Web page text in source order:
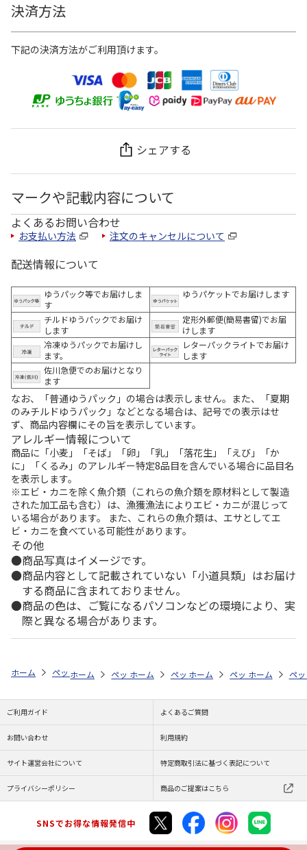
決済方法
下記の決済方法がご利用頂けます。
シェアする
マークや記載内容について
よくあるお問い合わせ
お支払い方法 注文のキャンセルについて
配送情報について
ゆうパック等でお届けしま
す
ゆうパケットでお届けします
チルドゆうパックでお届け
します
定形外郵便(簡易書留)でお届
けします
冷凍ゆうパックでお届けし
ます。
レターパックライトでお届け
します
佐川急便でのお届けとなり
ます
なお、「普通ゆうパック」の場合は表示しません。また、「夏期
のみチルドゆうパック」などとなる場合は、記号での表示はせ
ず、商品内容欄にその旨を表示しています。
アレルギー情報について
商品に「小麦」「そば」「卵」「乳」「落花生」「えび」「か
に」「くるみ」のアレルギー特定8品目を含んでいる場合に品目名
を表示します。
※エビ・カニを除く魚介類（これらの魚介類を原材料として製造
された加工品も含む）は、漁獲漁法によりエビ・カニが混じって
いる場合があります。 また、これらの魚介類は、エサとしてエ
ビ・カニを食べている可能性があります。
その他
商品写真はイメージです。
商品内容として記載されていない「小道具類」はお届け
する商品に含まれておりません。
商品の色は、ご覧になるパソコンなどの環境により、実
際と異なる場合があります。
ホーム ペットストア ケージ・飼育その他用品 ケージ用パーツ・お
ホーム ペットストア ケージ・飼育その他用品 ケ
ホーム ペットストア ケージ・飼育その
ホーム ペットストア ケ
ホーム ペ
ご利用ガイド よくあるご質問
お問い合わせ 利用規約
サイト運営会社について 特定商取引法に基づく表記について
プライバシーポリシー 商品のご提案はこちら
SNSでお得な情報発信中